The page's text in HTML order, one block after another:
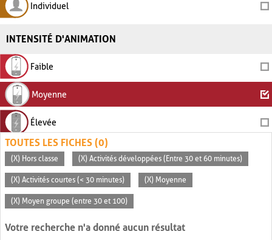
Individuel
INTENSITÉ D'ANIMATION
Faible
Moyenne
Élevée
TOUTES LES FICHES (0)
(X) Hors classe (X) Activités développées (Entre 30 et 60 minutes)
(X) Activités courtes (< 30 minutes) (X) Moyenne
(X) Moyen groupe (entre 30 et 100)
Votre recherche n'a donné aucun résultat